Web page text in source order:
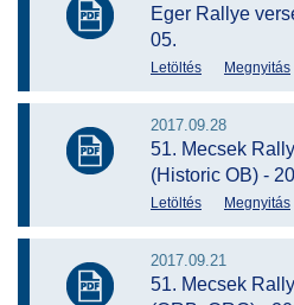
Eger Rallye
05.
Letöltés Megnyitás
2017.09.28
51. Mecsek
(Historic OB) -
Letöltés Megnyitás
2017.09.21
51. Mecsek